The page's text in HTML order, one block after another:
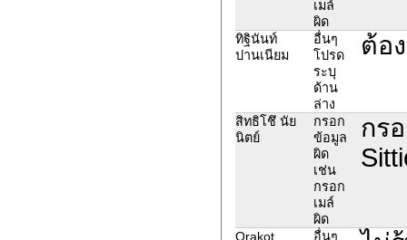
เมล์
ผิด
ทิฐินันท์
ปานเนียม
อื่นๆ
โปรด
ระบุ
ด้าน
ล่าง
ต้อ
สิทธิโชึ นัย
นิตย์
กรอก
ข้อมูล
ผิด
เช่น
กรอก
เมล์
ผิด
กร
Orakot
อื่นๆ